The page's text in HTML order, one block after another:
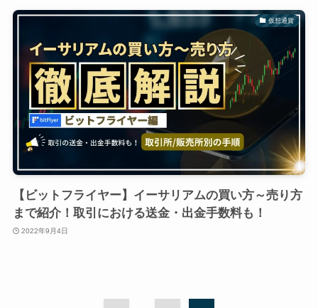
仮想通貨
【ビットフライヤー】イーサリアムの買い方～売り方
まで紹介！取引における送金・出金手数料も！
2022年9月4日